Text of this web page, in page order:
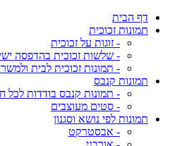
דף הבית
תמונות זכוכית
- זוגות על זכוכית
- שלשות זכוכית בהדפסה
- תמונות זכוכית לבית
תמונות קנבס
- תמונות קנבס בודדות לכל
- סטים מעוצבים
תמונות לפי נושא וסגנון
- אבסטרקט